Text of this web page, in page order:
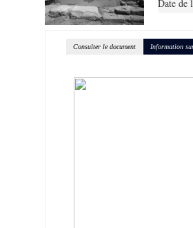
Date de
Consulter le document Information